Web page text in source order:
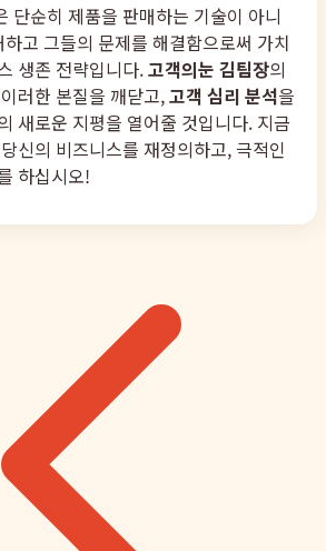
단순히 제품을 판매하는 기술이 아니
고 그들의 문제를 해결함으로써 가치
생존 전략입니다.고객의눈 김팀장의
러한 본질을 깨닫고,고객 심리 분석을
새로운 지평을 열어줄 것입니다. 지금
신의 비즈니스를 재정의하고, 극적인
하십시오!